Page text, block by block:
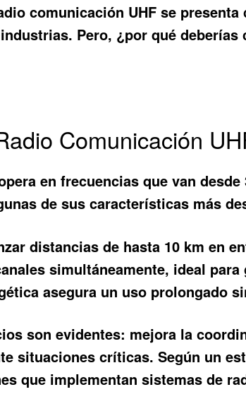
comunicación UHF se presenta
Pero, ¿por qué
Comunicación
en frecuencias que van
de sus características más
distancias de hasta 10 km en
simultáneamente, ideal para
asegura un uso prolongado
son evidentes: mejora la
situaciones críticas. Según un
que implementan sistemas de